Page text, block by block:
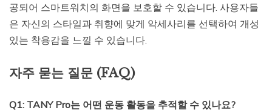
공되어 스마트워치의 화면을 보호할 수 있습니다. 사용자들
은 자신의 스타일과 취향에 맞게 악세사리를 선택하여 개성
있는 착용감을 느낄 수 있습니다.
자주 묻는 질문 (FAQ)
Q1: TANY Pro는 어떤 운동 활동을 추적할 수 있나요?